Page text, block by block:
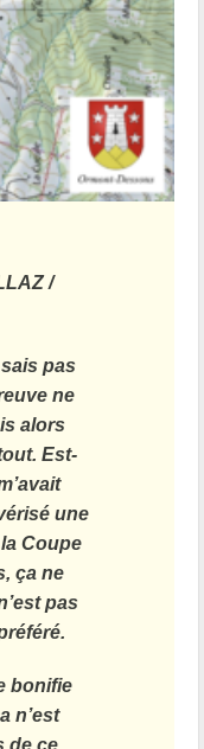
/
pas
ne
alors
Est-
une
Coupe
ça ne
pas
bonifie
n’est